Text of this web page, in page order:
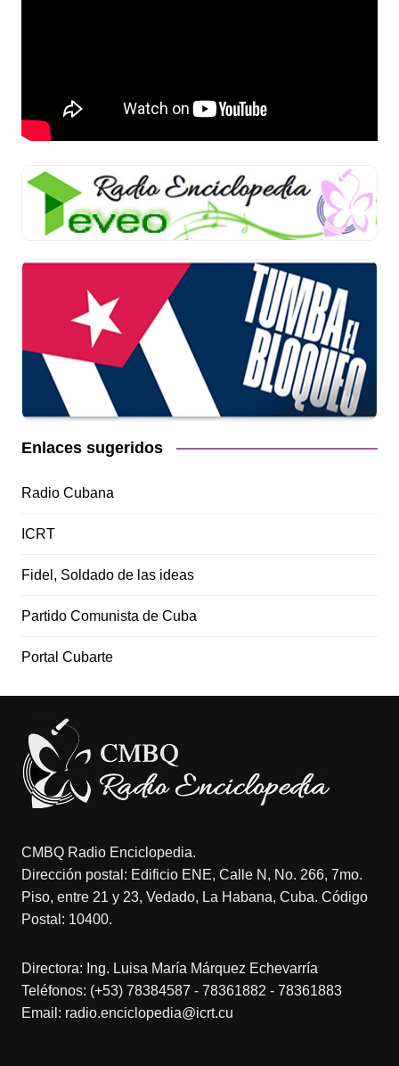
Enlaces sugeridos
Radio Cubana
ICRT
Fidel, Soldado de las ideas
Partido Comunista de Cuba
Portal Cubarte
CMBQ Radio Enciclopedia.
Dirección postal: Edificio ENE, Calle N, No. 266, 7mo.
Piso, entre 21 y 23, Vedado, La Habana, Cuba. Código
Postal: 10400.
Directora: Ing. Luisa María Márquez Echevarría
Teléfonos: (+53) 78384587 - 78361882 - 78361883
Email: radio.enciclopedia@icrt.cu